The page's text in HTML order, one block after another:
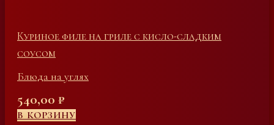
Куриное филе на гриле с кисло-сладким
соусом
Блюда на углях
540,00 ₽
В КОРЗИНУ